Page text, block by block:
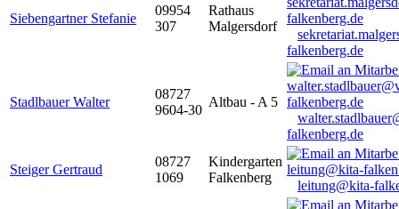
Siebengartner Stefanie
09954
307
Rathaus
Malgersdorf
falkenberg.de
Stadlbauer Walter
08727
9604-30
Altbau - A 5
falkenberg.de
Steiger Gertraud
08727
1069
Kindergarten
Falkenberg
leitung@kita-